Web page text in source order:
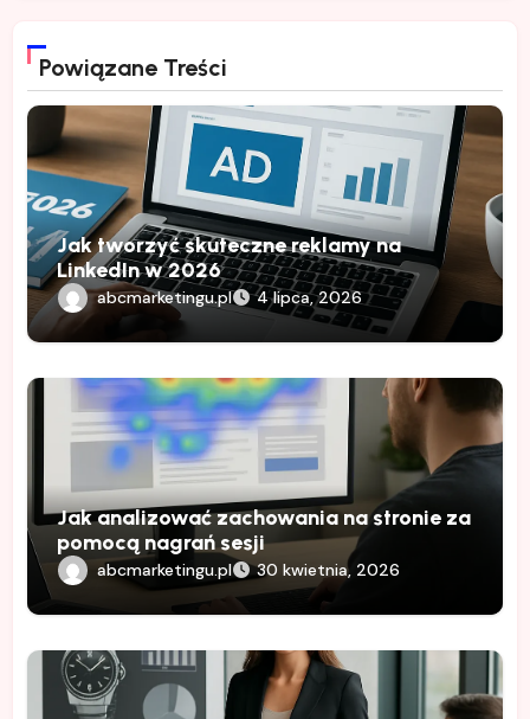
Powiązane Treści
Jak tworzyć skuteczne reklamy na
LinkedIn w 2026
abcmarketingu.pl 4 lipca, 2026
Jak analizować zachowania na stronie za
pomocą nagrań sesji
abcmarketingu.pl 30 kwietnia, 2026